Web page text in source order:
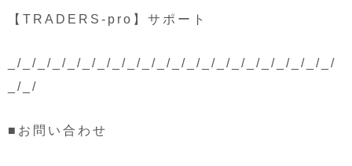
【TRADERS-pro】サポート
_/_/_/_/_/_/_/_/_/_/_/_/_/_/_/_/_/_/_/_/_/_/
_/_/
■お問い合わせ